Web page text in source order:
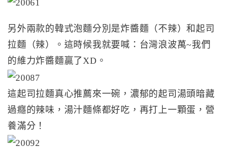
另外兩款的韓式泡麵分別是炸醬麵（不辣）和起司
拉麵（辣）。這時候我就要喊：台灣浪波萬~我們
的維力炸醬麵贏了XD。
這起司拉麵真心推薦來一碗，濃郁的起司湯頭暗藏
過癮的辣味，湯汁麵條都好吃，再打上一顆蛋，營
養滿分！